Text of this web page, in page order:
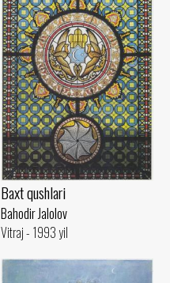
Baxt qushlari
Bahodir Jalolov
Vitraj - 1993 yil